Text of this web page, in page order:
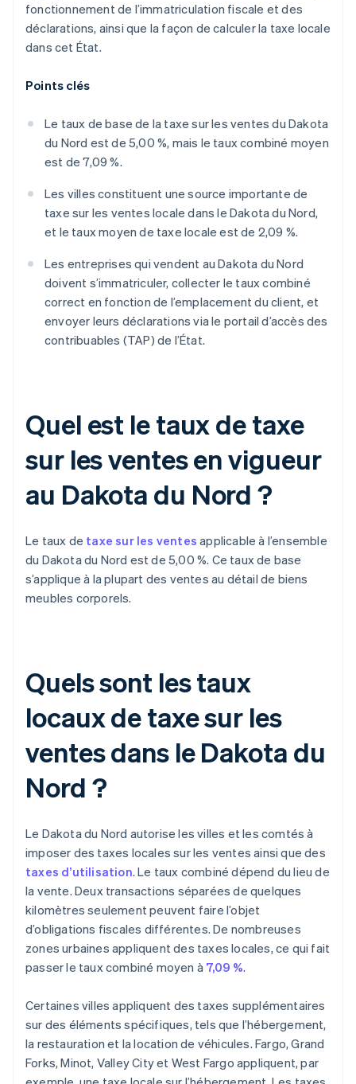
fonctionnement de l’immatriculation fiscale et des
déclarations, ainsi que la façon de calculer la taxe locale
dans cet État.
Points clés
Le taux de base de la taxe sur les ventes du Dakota
du Nord est de 5,00 %, mais le taux combiné moyen
est de 7,09 %.
Les villes constituent une source importante de
taxe sur les ventes locale dans le Dakota du Nord,
et le taux moyen de taxe locale est de 2,09 %.
Les entreprises qui vendent au Dakota du Nord
doivent s’immatriculer, collecter le taux combiné
correct en fonction de l’emplacement du client, et
envoyer leurs déclarations via le portail d’accès des
contribuables (TAP) de l’État.
Quel est le taux de taxe
sur les ventes en vigueur
au Dakota du Nord ?
Le taux de taxe sur les ventes applicable à l’ensemble
du Dakota du Nord est de 5,00 %. Ce taux de base
s’applique à la plupart des ventes au détail de biens
meubles corporels.
Quels sont les taux
locaux de taxe sur les
ventes dans le Dakota du
Nord ?
Le Dakota du Nord autorise les villes et les comtés à
imposer des taxes locales sur les ventes ainsi que des
taxes d’utilisation. Le taux combiné dépend du lieu de
la vente. Deux transactions séparées de quelques
kilomètres seulement peuvent faire l’objet
d’obligations fiscales différentes. De nombreuses
zones urbaines appliquent des taxes locales, ce qui fait
passer le taux combiné moyen à 7,09 %.
Certaines villes appliquent des taxes supplémentaires
sur des éléments spécifiques, tels que l’hébergement,
la restauration et la location de véhicules. Fargo, Grand
Forks, Minot, Valley City et West Fargo appliquent, par